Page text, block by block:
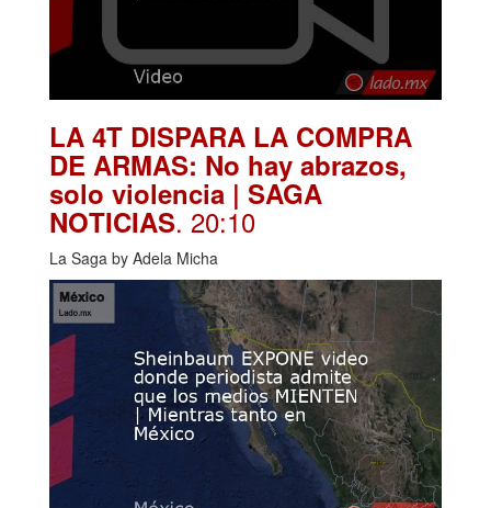
LA 4T DISPARA LA COMPRA
DE ARMAS: No hay abrazos,
solo violencia | SAGA
NOTICIAS. 20:10
La Saga by Adela Micha